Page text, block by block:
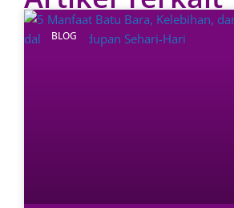
BLOG